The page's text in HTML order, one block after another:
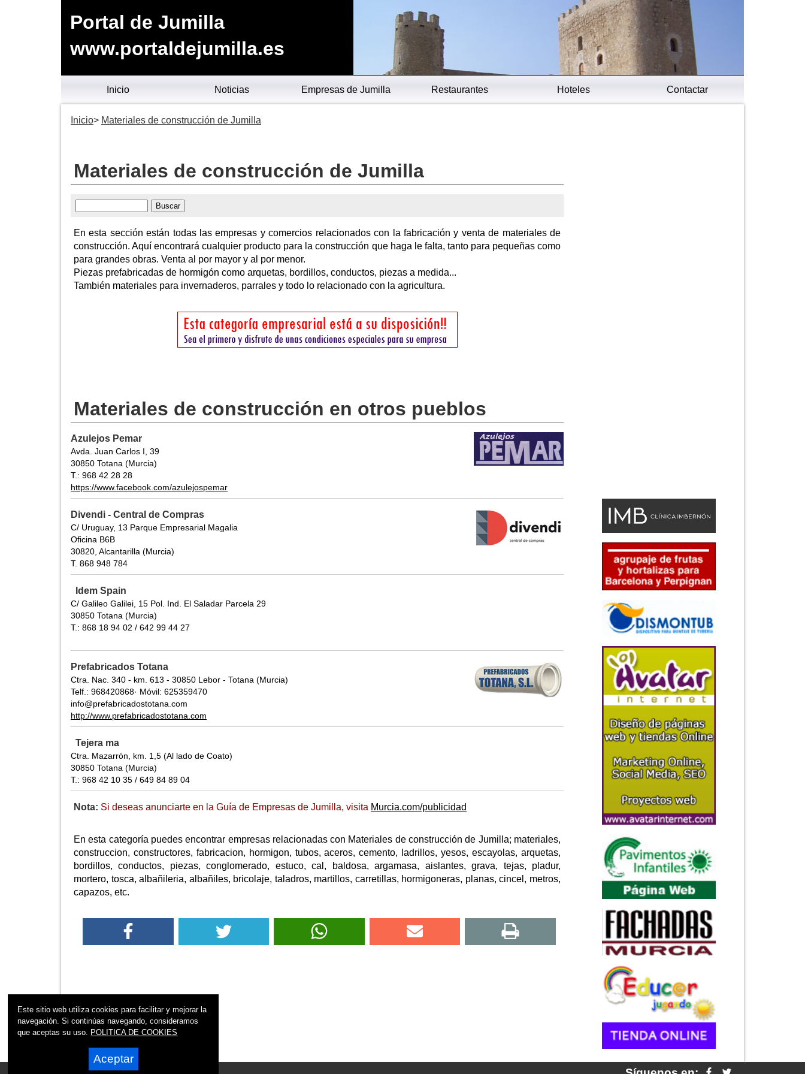
Portal de Jumilla
www.portaldejumilla.es
Inicio Noticias Empresas de Jumilla Restaurantes Hoteles Contactar
Inicio Materiales de construcción de Jumilla
Materiales de construcción de Jumilla
En esta sección están todas las empresas y comercios relacionados con la fabricación y venta de materiales de
construcción. Aquí encontrará cualquier producto para la construcción que haga le falta, tanto para pequeñas como
para grandes obras. Venta al por mayor y al por menor.
Piezas prefabricadas de hormigón como arquetas, bordillos, conductos, piezas a medida...
También materiales para invernaderos, parrales y todo lo relacionado con la agricultura.
Materiales de construcción en otros pueblos
Azulejos Pemar
Avda. Juan Carlos I, 39
30850 Totana (Murcia)
T.: 968 42 28 28
https://www.facebook.com/azulejospemar
Divendi - Central de Compras
C/ Uruguay, 13 Parque Empresarial Magalia
Oficina B6B
30820, Alcantarilla (Murcia)
T. 868 948 784
Idem Spain
C/ Galileo Galilei, 15 Pol. Ind. El Saladar Parcela 29
30850 Totana (Murcia)
T.: 868 18 94 02 / 642 99 44 27
Prefabricados Totana
Ctra. Nac. 340 - km. 613 - 30850 Lebor - Totana (Murcia)
Telf.: 968420868· Móvil: 625359470
info@prefabricadostotana.com
http://www.prefabricadostotana.com
Tejera ma
Ctra. Mazarrón, km. 1,5 (Al lado de Coato)
30850 Totana (Murcia)
T.: 968 42 10 35 / 649 84 89 04
Nota: Si deseas anunciarte en la Guía de Empresas de Jumilla, visita Murcia.com/publicidad
En esta categoría puedes encontrar empresas relacionadas con Materiales de construcción de Jumilla; materiales,
construccion, constructores, fabricacion, hormigon, tubos, aceros, cemento, ladrillos, yesos, escayolas, arquetas,
bordillos, conductos, piezas, conglomerado, estuco, cal, baldosa, argamasa, aislantes, grava, tejas, pladur,
mortero, tosca, albañileria, albañiles, bricolaje, taladros, martillos, carretillas, hormigoneras, planas, cincel, metros,
capazos, etc.
Este sitio web utiliza cookies para facilitar y mejorar la
navegación. Si continúas navegando, consideramos
que aceptas su uso. POLITICA DE COOKIES
Aceptar